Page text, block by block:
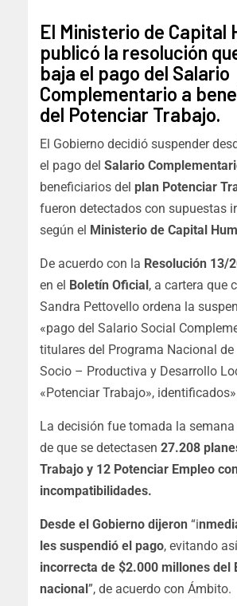
El Ministerio de Capital
publicó la resolución
baja el pago del Salario
Complementario a
del Potenciar Trabajo.
El Gobierno decidió suspender
el pago del Salario
beneficiarios del plan Potenciar
fueron detectados con supuestas
según el Ministerio de Capital
De acuerdo con la Resolución 13/
en el Boletín Oficial, a cartera que
Sandra Pettovello ordena la
«pago del Salario Social
titulares del Programa Nacional
Socio – Productiva y Desarrollo
«Potenciar Trabajo»,
La decisión fue tomada la
de que se detectasen 27.208
Trabajo y 12 Potenciar Empleo con
incompatibilidades.
Desde el Gobierno dijeron “i
les suspendió el pago, evitando
incorrecta de $2.000 millones del
nacional”, de acuerdo con Ámbito.